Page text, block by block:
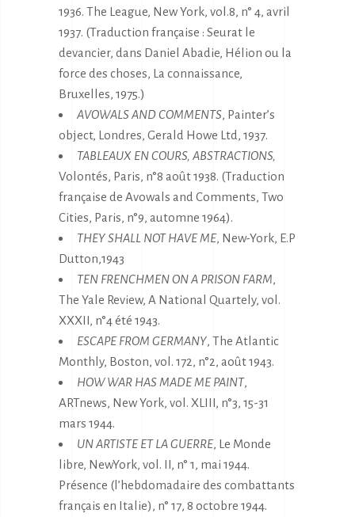
1936. The League, New York, vol.8, n° 4, avril
1937. (Traduction française : Seurat le
devancier, dans Daniel Abadie, Hélion ou la
force des choses, La connaissance,
Bruxelles, 1975.)
AVOWALS AND COMMENTS, Painter’s
object, Londres, Gerald Howe Ltd, 1937.
TABLEAUX EN COURS, ABSTRACTIONS,
Volontés, Paris, n°8 août 1938. (Traduction
française de Avowals and Comments, Two
Cities, Paris, n°9, automne 1964).
THEY SHALL NOT HAVE ME, New-York, E.P
Dutton,1943
TEN FRENCHMEN ON A PRISON FARM,
The Yale Review, A National Quartely, vol.
XXXII, n°4 été 1943.
ESCAPE FROM GERMANY, The Atlantic
Monthly, Boston, vol. 172, n°2, août 1943.
HOW WAR HAS MADE ME PAINT,
ARTnews, New York, vol. XLIII, n°3, 15-31
mars 1944.
UN ARTISTE ET LA GUERRE, Le Monde
libre, NewYork, vol. II, n° 1, mai 1944.
Présence (l’hebdomadaire des combattants
français en Italie), n° 17, 8 octobre 1944.